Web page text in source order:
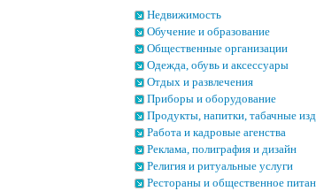
Недвижимость
Обучение и образование
Общественные организации
Одежда, обувь и аксессуары
Отдых и развлечения
Приборы и оборудование
Продукты, напитки, табачные
Работа и кадровые агенства
Реклама, полиграфия и дизайн
Религия и ритуальные услуги
Рестораны и общественное